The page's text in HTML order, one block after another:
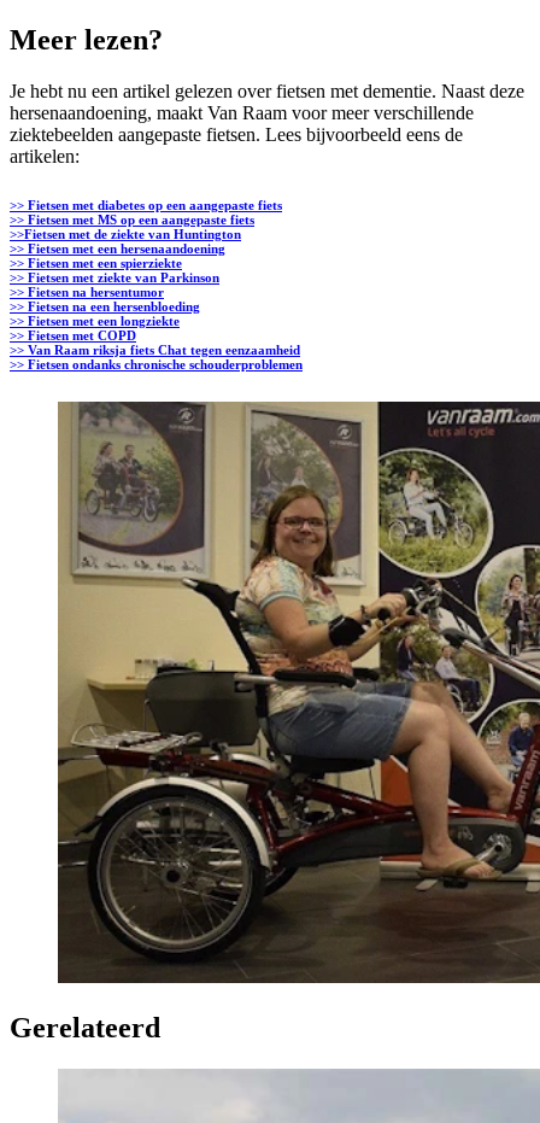
Meer lezen?
Je hebt nu een artikel gelezen over fietsen met dementie. Naast deze
hersenaandoening, maakt Van Raam voor meer verschillende
ziektebeelden aangepaste fietsen. Lees bijvoorbeeld eens de
artikelen:
>> Fietsen met diabetes op een aangepaste fiets
>> Fietsen met MS op een aangepaste fiets
>>Fietsen met de ziekte van Huntington
>> Fietsen met een hersenaandoening
>> Fietsen met een spierziekte
>> Fietsen met ziekte van Parkinson
>> Fietsen na hersentumor
>> Fietsen na een hersenbloeding
>> Fietsen met een longziekte
>> Fietsen met COPD
>> Van Raam riksja fiets Chat tegen eenzaamheid
>> Fietsen ondanks chronische schouderproblemen
Gerelateerd